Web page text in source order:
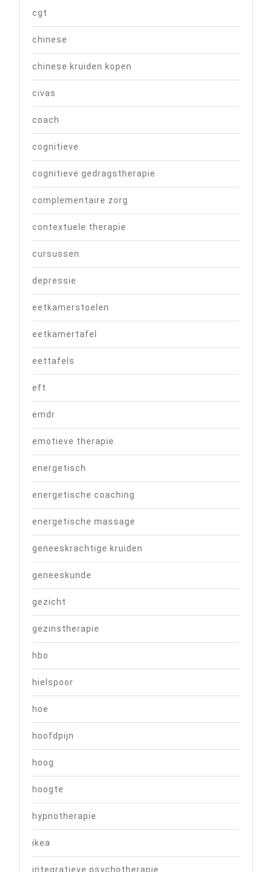
cgt
chinese
chinese kruiden kopen
civas
coach
cognitieve
cognitieve gedragstherapie
complementaire zorg
contextuele therapie
cursussen
depressie
eetkamerstoelen
eetkamertafel
eettafels
eft
emdr
emotieve therapie
energetisch
energetische coaching
energetische massage
geneeskrachtige kruiden
geneeskunde
gezicht
gezinstherapie
hbo
hielspoor
hoe
hoofdpijn
hoog
hoogte
hypnotherapie
ikea
integratieve psychotherapie